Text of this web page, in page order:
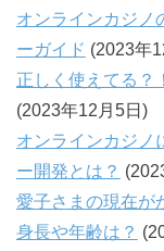
オンラインカジノ
ーガイド (2023年
正しく使えてる？
(2023年12月5日)
オンラインカジノ
ー開発とは？
愛子さまの現在が
身長や年齢は？